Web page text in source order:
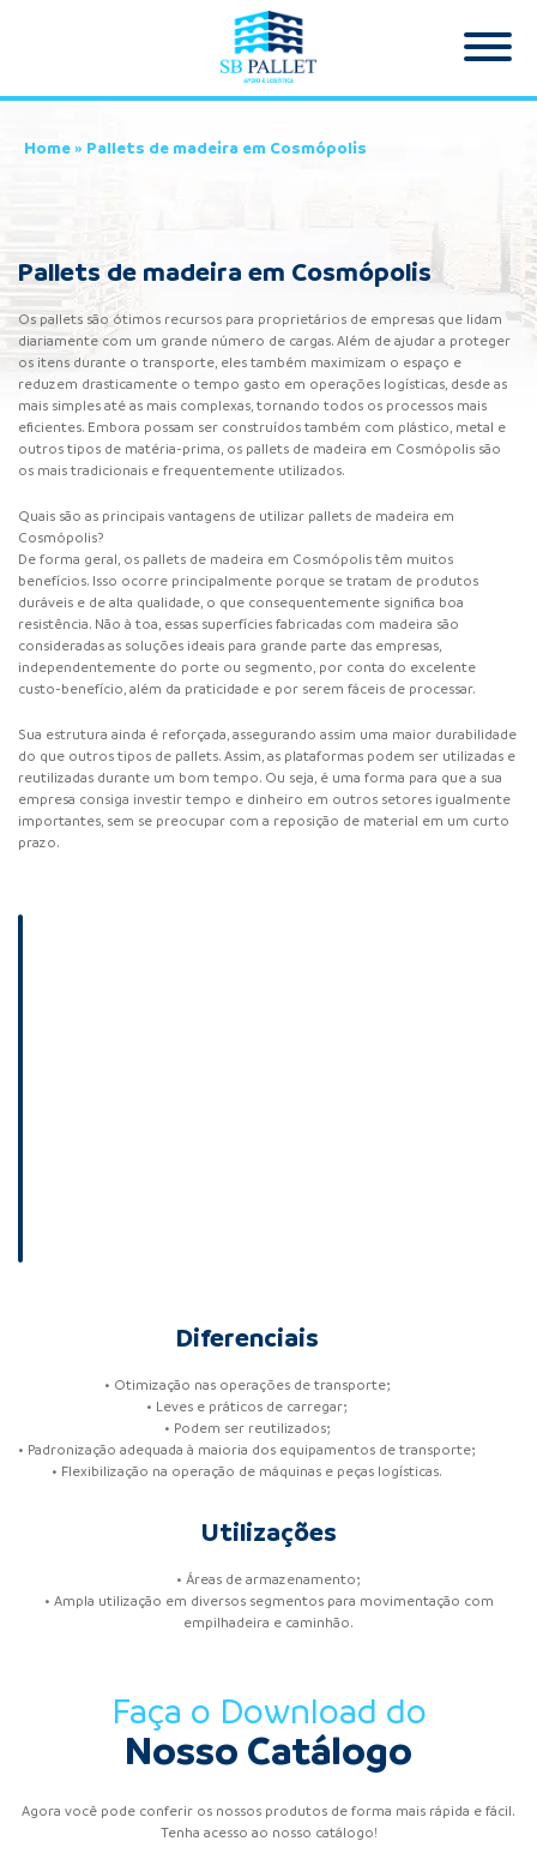
Home» Pallets de madeira em Cosmópolis
Pallets de madeira em Cosmópolis
Os pallets são ótimos recursos para proprietários de empresas que lidam
diariamente com um grande número de cargas. Além de ajudar a proteger
os itens durante o transporte, eles também maximizam o espaço e
reduzem drasticamente o tempo gasto em operações logísticas, desde as
mais simples até as mais complexas, tornando todos os processos mais
eficientes. Embora possam ser construídos também com plástico, metal e
outros tipos de matéria-prima, os pallets de madeira em Cosmópolis são
os mais tradicionais e frequentemente utilizados.
Quais são as principais vantagens de utilizar pallets de madeira em
Cosmópolis?
De forma geral, os pallets de madeira em Cosmópolis têm muitos
benefícios. Isso ocorre principalmente porque se tratam de produtos
duráveis ​​e de alta qualidade, o que consequentemente significa boa
resistência. Não à toa, essas superfícies fabricadas com madeira são
consideradas as soluções ideais para grande parte das empresas,
independentemente do porte ou segmento, por conta do excelente
custo-benefício, além da praticidade e por serem fáceis de processar.
Sua estrutura ainda é reforçada, assegurando assim uma maior durabilidade
do que outros tipos de pallets. Assim, as plataformas podem ser utilizadas e
reutilizadas durante um bom tempo. Ou seja, é uma forma para que a sua
empresa consiga investir tempo e dinheiro em outros setores igualmente
importantes, sem se preocupar com a reposição de material em um curto
prazo.
Diferenciais
• Otimização nas operações de transporte;
• Leves e práticos de carregar;
• Podem ser reutilizados;
• Padronização adequada à maioria dos equipamentos de transporte;
• Flexibilização na operação de máquinas e peças logísticas.
Utilizações
• Áreas de armazenamento;
• Ampla utilização em diversos segmentos para movimentação com
empilhadeira e caminhão.
Faça o Download do
Nosso Catálogo
Agora você pode conferir os nossos produtos de forma mais rápida e fácil.
Tenha acesso ao nosso catálogo!